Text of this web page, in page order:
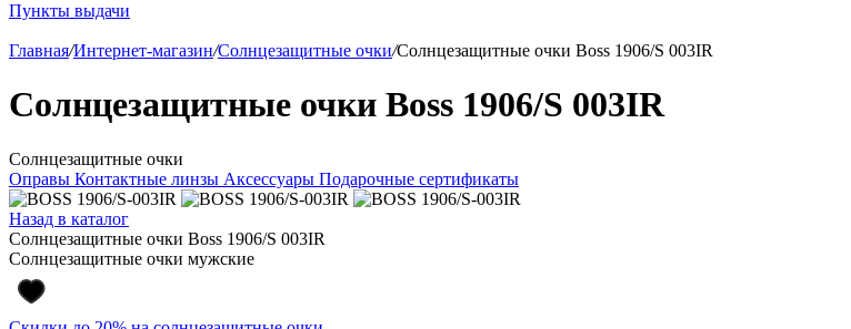
Пункты выдачи
Главная/Интернет-магазин/Солнцезащитные очки/Солнцезащитные очки Boss 1906/S 003IR
Солнцезащитные очки Boss 1906/S 003IR
Солнцезащитные очки
Оправы Контактные линзы Аксессуары Подарочные сертификаты
Назад в каталог
Солнцезащитные очки Boss 1906/S 003IR
Солнцезащитные очки мужские